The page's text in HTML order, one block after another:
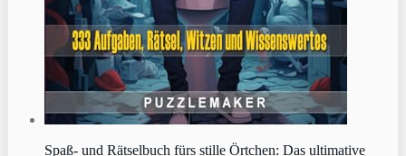
Spaß- und Rätselbuch fürs stille Örtchen: Das ultimative